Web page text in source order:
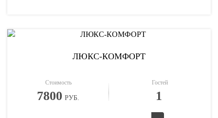
ЛЮКС-КОМФОРТ
Стоимость
7800 РУБ.
Гостей
1